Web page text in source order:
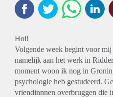
Hoi!
Volgende week begint voor
namelijk aan het werk in
moment woon ik nog in
psychologie heb gestudeerd.
vriendinnnen overbruggen die